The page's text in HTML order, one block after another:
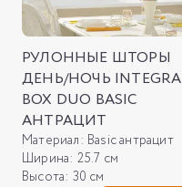
РУЛОННЫЕ ШТОРЫ
ДЕНЬ/НОЧЬ INTEGRA
BOX DUO BASIC
АНТРАЦИТ
Материал: Basic антрацит
Ширина: 25.7 см
Высота: 30 см